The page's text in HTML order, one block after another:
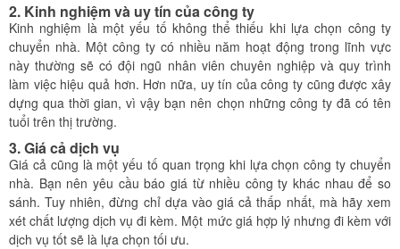
2. Kinh nghiệm và uy tín của công ty
Kinh nghiệm là một yếu tố không thể thiếu khi lựa chọn công ty
chuyển nhà. Một công ty có nhiều năm hoạt động trong lĩnh vực
này thường sẽ có đội ngũ nhân viên chuyên nghiệp và quy trình
làm việc hiệu quả hơn. Hơn nữa, uy tín của công ty cũng được xây
dựng qua thời gian, vì vậy bạn nên chọn những công ty đã có tên
tuổi trên thị trường.
3.Giá cả dịch vụ
Giá cả cũng là một yếu tố quan trọng khi lựa chọn công ty chuyển
nhà. Bạn nên yêu cầu báo giá từ nhiều công ty khác nhau để so
sánh. Tuy nhiên, đừng chỉ dựa vào giá cả thấp nhất, mà hãy xem
xét chất lượng dịch vụ đi kèm. Một mức giá hợp lý nhưng đi kèm với
dịch vụ tốt sẽ là lựa chọn tối ưu.